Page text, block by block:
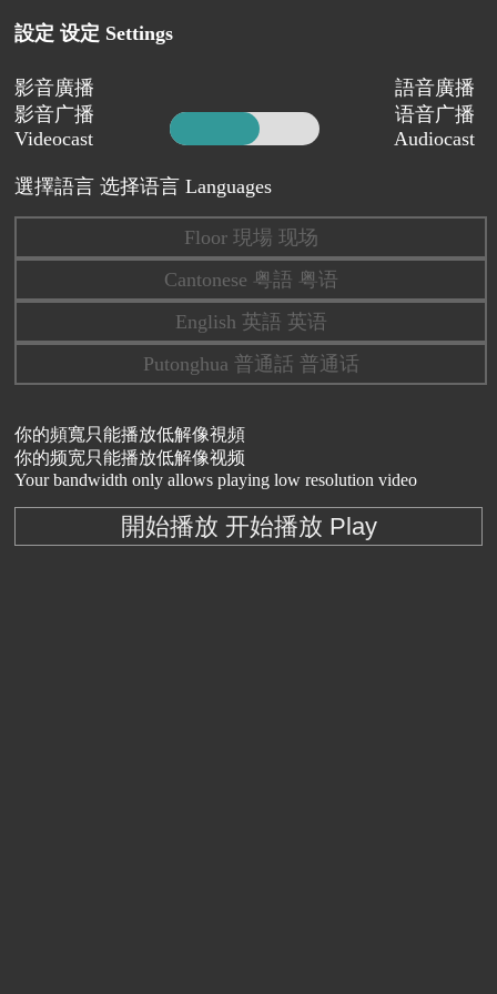
設定 设定 Settings
影音廣播
影音广播
Videocast
語音廣播
语音广播
Audiocast
選擇語言 选择语言 Languages
Floor 現場 现场
Cantonese 粤語 粤语
English 英語 英语
Putonghua 普通話 普通话
你的頻寬只能播放低解像視頻
你的频宽只能播放低解像视频
Your bandwidth only allows playing low resolution video
開始播放 开始播放 Play